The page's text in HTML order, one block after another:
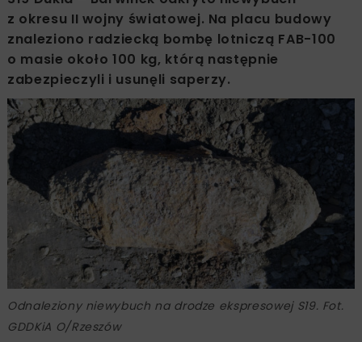
z okresu II wojny światowej. Na placu budowy
znaleziono radziecką bombę lotniczą FAB-100
o masie około 100 kg, którą następnie
zabezpieczyli i usunęli saperzy.
Odnaleziony niewybuch na drodze ekspresowej S19. Fot.
GDDKiA O/Rzeszów